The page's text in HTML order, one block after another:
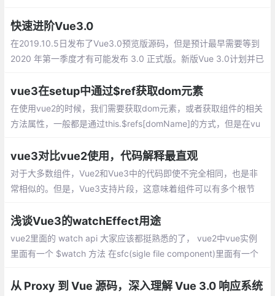
快速进阶Vue3.0
在2019.10.5日发布了Vue3.0预览版源码，但是预计最早需要等到
2020 年第一季度才有可能发布 3.0 正式版。新版Vue 3.0计划并已
vue3在setup中通过$ref获取dom元素
在使用vue2的时候，我们需要获取dom元素，或者获取组件的相关
方法属性，一般都是通过this.$refs[domName]的方式，但是在vu
vue3对比vue2使用，代码解释最直观
对于大多数组件，Vue2和Vue3中的代码即使不完全相同，也是非
常相似的。但是，Vue3支持片段，这意味着组件可以有多个根节
用。但是，在本例中，表单组件的两个版本都将只保留一个根节点
浅谈Vue3的watchEffect用途
vue2里面的 watch api 大家应该都挺熟悉的了， vue2中vue实例
里面有一个 $watch 方法 在sfc(sigle file component)里面有一个
的行为
从 Proxy 到 Vue 源码，深入理解 Vue 3.0 响应系统